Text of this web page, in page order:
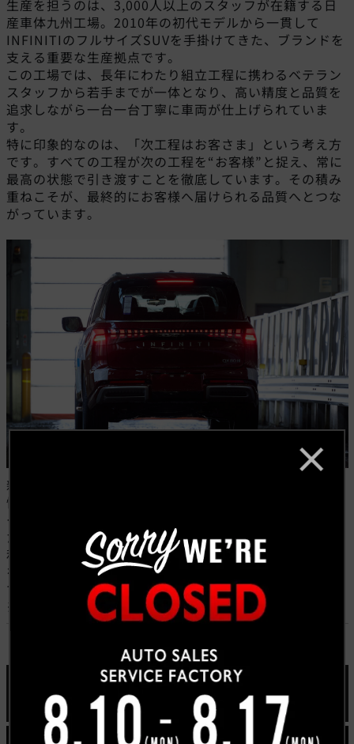
生産を担うのは、3,000人以上のスタッフが在籍する日
産車体九州工場。2010年の初代モデルから一貫して
INFINITIのフルサイズSUVを手掛けてきた、ブランドを
支える重要な生産拠点です。
この工場では、長年にわたり組立工程に携わるベテラン
スタッフから若手までが一体となり、高い精度と品質を
追求しながら一台一台丁寧に車両が仕上げられていま
す。
特に印象的なのは、「次工程はお客さま」という考え方
です。すべての工程が次の工程を“お客様”と捉え、常に
最高の状態で引き渡すことを徹底しています。その積み
重ねこそが、最終的にお客様へ届けられる品質へとつな
がっています。
新型QX80は、存在感ある洗練されたデザイン、上質で
快適な室内空間、直感的に操作できる先進テクノロジ
ー、そして力強く滑らかなドライビング性能を兼ね備え
た、インフィニティのフラッグシップモデルです。
私たちキャルウイングでは、こうした確かな背景と品質
を持つ一台だからこそ、自信を持ってお客様へご提案し
ております。
※参照元：日産グローバルニュースルーム
450馬力のツインターボエンジン。大人のラグジュア
リースポーツSUV